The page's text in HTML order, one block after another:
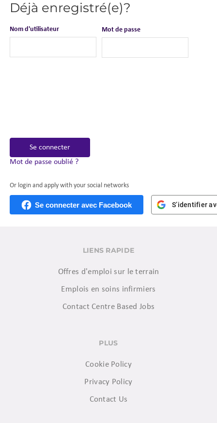
Déjà enregistré(e)?
Nom d'utilisateur Mot de passe
Se connecter
Mot de passe oublié ?
Or login and apply with your social networks
Se connecter avec Facebook S’identifier
LIENS RAPIDE
Offres d'emploi sur le terrain
Emplois en soins infirmiers
Contact Centre Based Jobs
PLUS
Cookie Policy
Privacy Policy
Contact Us